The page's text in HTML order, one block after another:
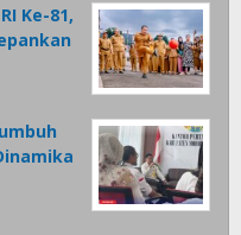
Ke-81,